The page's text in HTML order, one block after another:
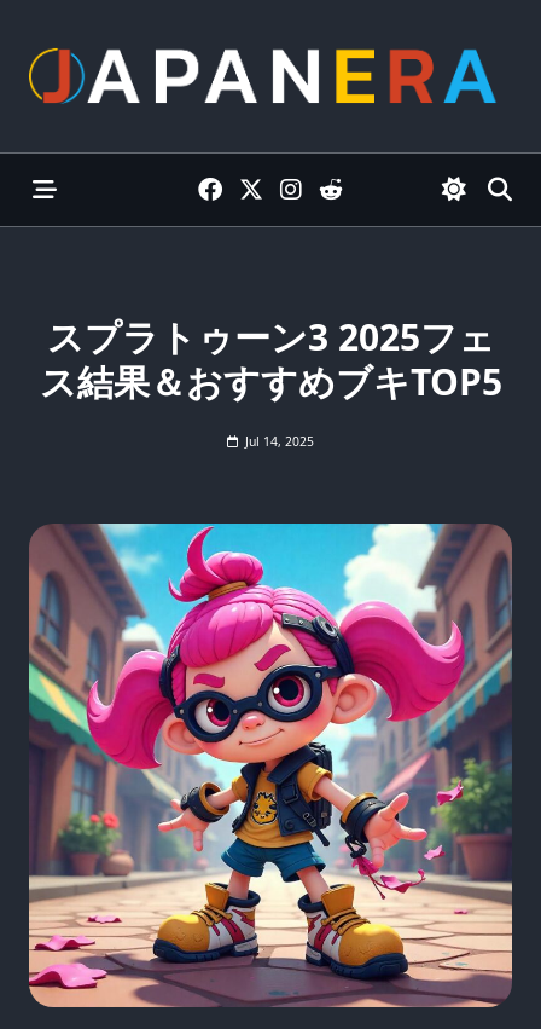
content
スプラトゥーン3 2025フェ
ス結果＆おすすめブキTOP5
Jul 14, 2025